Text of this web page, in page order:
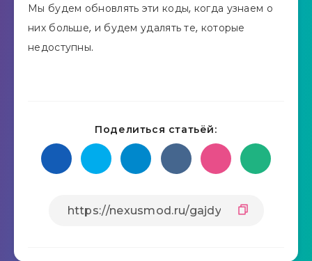
Мы будем обновлять эти коды, когда узнаем о
них больше, и будем удалять те, которые
недоступны.
Поделиться статьёй: